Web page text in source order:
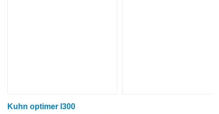
Kuhn optimer l300